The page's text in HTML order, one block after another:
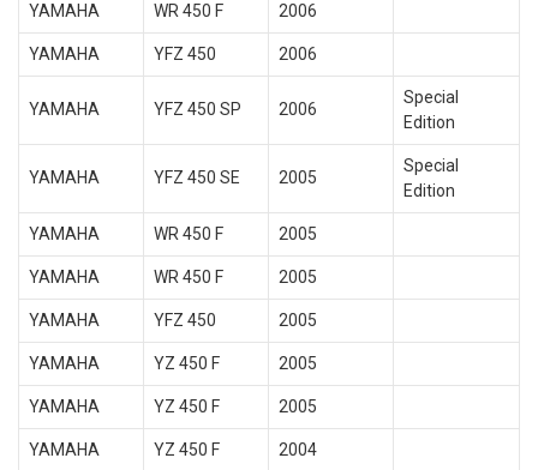
YAMAHA WR 450 F 2006
YAMAHA YFZ 450 2006
YAMAHA YFZ 450 SP 2006
Special
Edition
YAMAHA YFZ 450 SE 2005
Special
Edition
YAMAHA WR 450 F 2005
YAMAHA WR 450 F 2005
YAMAHA YFZ 450 2005
YAMAHA YZ 450 F 2005
YAMAHA YZ 450 F 2005
YAMAHA YZ 450 F 2004